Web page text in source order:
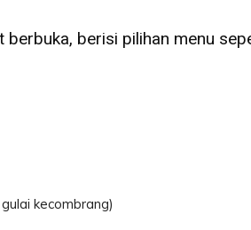
berbuka, berisi pilihan menu
kecombrang)